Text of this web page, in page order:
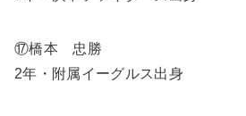
⑰橋本 忠勝
2年・附属イーグルス出身